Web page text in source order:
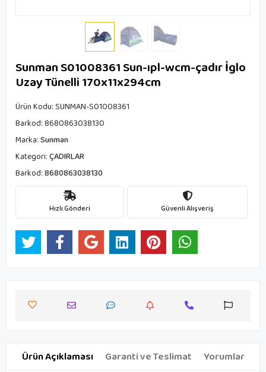
Sunman S01008361 Sun-ıpl-wcm-çadır İglo
Uzay Tünelli 170x11x294cm
Ürün Kodu:SUNMAN-S01008361
Barkod:8680863038130
Marka:Sunman
Kategori:ÇADIRLAR
Barkod:8680863038130
Hızlı Gönderi Güvenli Alışveriş
Ürün Açıklaması Garanti ve Teslimat Yorumlar